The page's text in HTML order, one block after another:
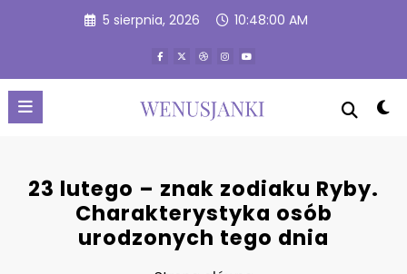
5 sierpnia, 2026 10:48:01 AM
23 lutego – znak zodiaku Ryby.
Charakterystyka osób
urodzonych tego dnia